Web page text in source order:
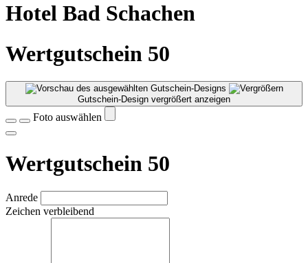
Hotel Bad Schachen
Wertgutschein 50
Gutschein-Design vergrößert anzeigen
Foto auswählen
Wertgutschein 50
Anrede
Zeichen verbleibend